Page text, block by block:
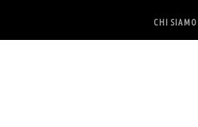
CHI SIAMO